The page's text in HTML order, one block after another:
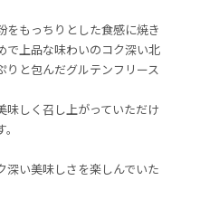
をもっちりとした食感に焼き
で上品な味わいのコク深い北
りと包んだグルテンフリース
味しく召し上がっていただけ
深い美味しさを楽しんでいた